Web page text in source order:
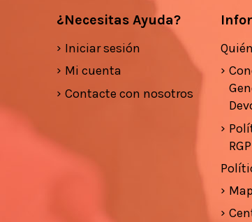
¿Necesitas Ayuda?
Iniciar sesión
Mi cuenta
Contacte con nosotros